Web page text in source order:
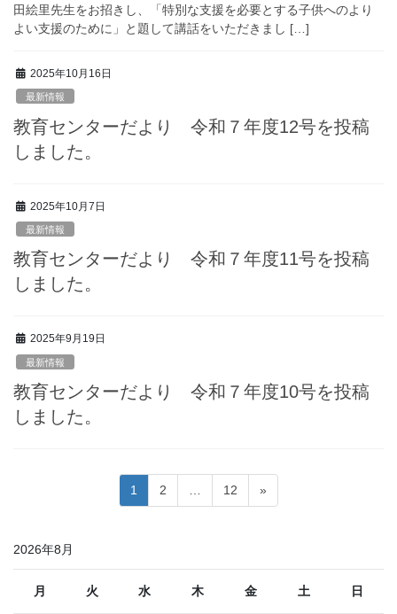
田絵里先生をお招きし、「特別な支援を必要とする子供へのより
よい支援のために」と題して講話をいただきまし […]
2025年10月16日
最新情報
教育センターだより 令和７年度12号を投稿
しました。
2025年10月7日
最新情報
教育センターだより 令和７年度11号を投稿
しました。
2025年9月19日
最新情報
教育センターだより 令和７年度10号を投稿
しました。
ペ
ー
固
定
ジ
1
固
定
ジ
2
固
定
ジ
12 »
2026年8月
月 火 水 木 金 土 日